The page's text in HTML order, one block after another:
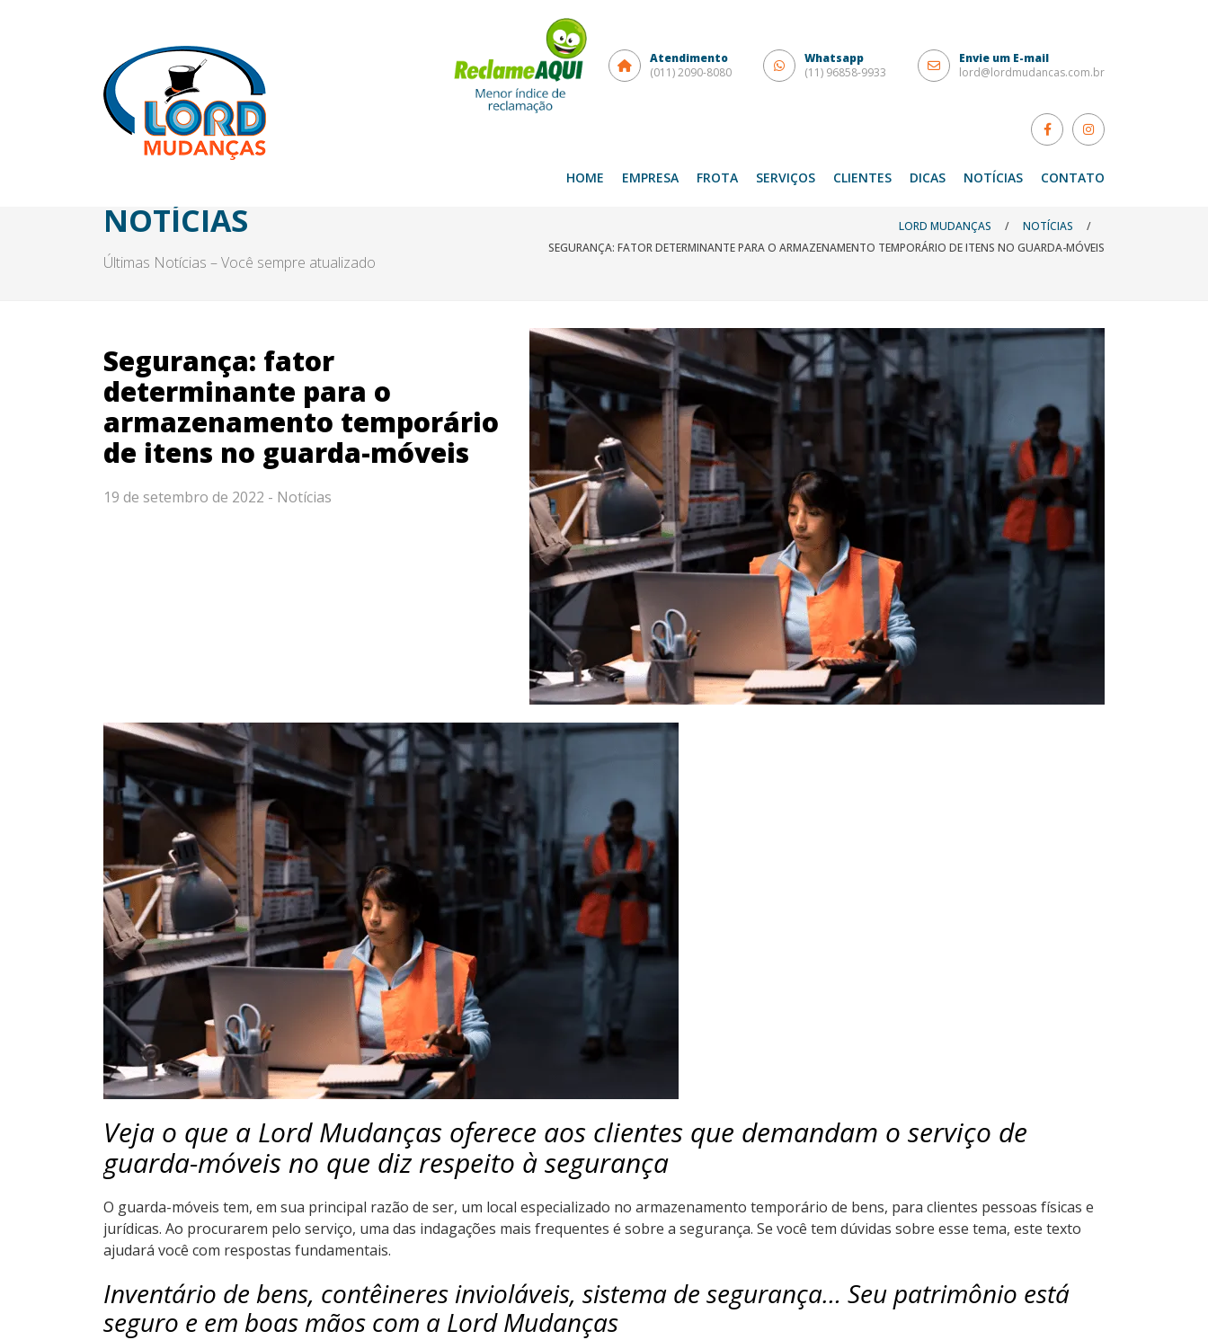
Atendimento
(011) 2090-8080
Whatsapp
(11) 96858-9933
Envie um E-mail
lord@lordmudancas.com.br
HOME EMPRESA FROTA SERVIÇOS CLIENTES DICAS NOTÍCIAS CONTATO
NOTÍCIAS
Últimas Notícias – Você sempre atualizado
LORD MUDANÇAS / NOTÍCIAS
/
SEGURANÇA: FATOR DETERMINANTE PARA O ARMAZENAMENTO TEMPORÁRIO DE ITENS NO GUARDA-MÓVEIS
Segurança: fator
determinante para o
armazenamento temporário
de itens no guarda-móveis
19 de setembro de 2022 - Notícias
Veja o que a Lord Mudanças oferece aos clientes que demandam o serviço de
guarda-móveis no que diz respeito à segurança
O guarda-móveis tem, em sua principal razão de ser, um local especializado no armazenamento temporário de bens, para clientes pessoas físicas e
jurídicas. Ao procurarem pelo serviço, uma das indagações mais frequentes é sobre a segurança. Se você tem dúvidas sobre esse tema, este texto
ajudará você com respostas fundamentais.
Inventário de bens, contêineres invioláveis, sistema de segurança… Seu patrimônio está
seguro e em boas mãos com a Lord Mudanças